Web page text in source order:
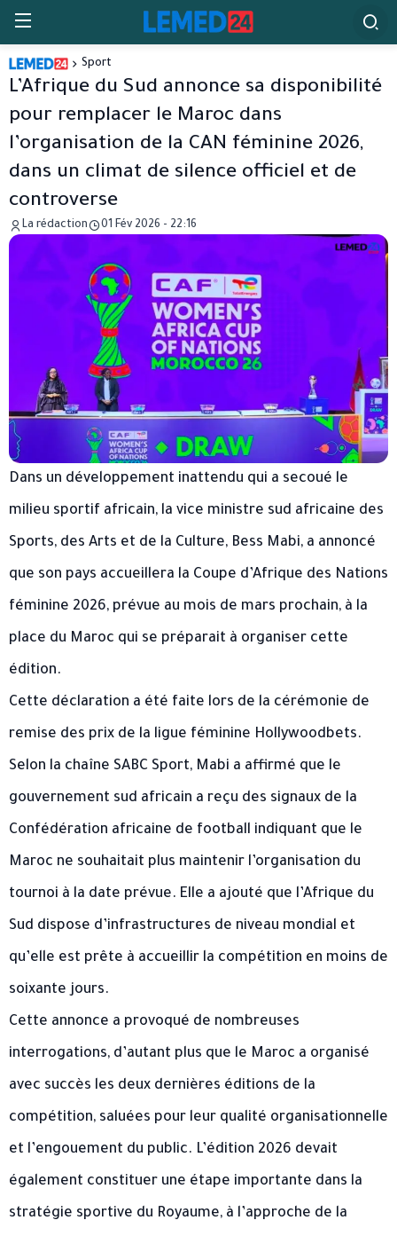
Sport
L’Afrique du Sud annonce sa disponibilité
pour remplacer le Maroc dans
l’organisation de la CAN féminine 2026,
dans un climat de silence officiel et de
controverse
La rédaction 01 Fév 2026 - 22:16
Dans un développement inattendu qui a secoué le
milieu sportif africain, la vice ministre sud africaine des
Sports, des Arts et de la Culture, Bess Mabi, a annoncé
que son pays accueillera la Coupe d’Afrique des Nations
féminine 2026, prévue au mois de mars prochain, à la
place du Maroc qui se préparait à organiser cette
édition.
Cette déclaration a été faite lors de la cérémonie de
remise des prix de la ligue féminine Hollywoodbets.
Selon la chaîne SABC Sport, Mabi a affirmé que le
gouvernement sud africain a reçu des signaux de la
Confédération africaine de football indiquant que le
Maroc ne souhaitait plus maintenir l’organisation du
tournoi à la date prévue. Elle a ajouté que l’Afrique du
Sud dispose d’infrastructures de niveau mondial et
qu’elle est prête à accueillir la compétition en moins de
soixante jours.
Cette annonce a provoqué de nombreuses
interrogations, d’autant plus que le Maroc a organisé
avec succès les deux dernières éditions de la
compétition, saluées pour leur qualité organisationnelle
et l’engouement du public. L’édition 2026 devait
également constituer une étape importante dans la
stratégie sportive du Royaume, à l’approche de la